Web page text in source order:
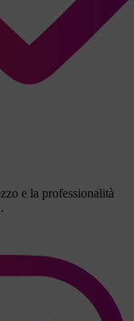
e la professionalità